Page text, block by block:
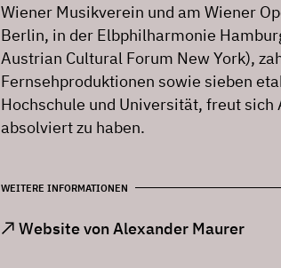
Wiener Musikverein und am Wiener
Berlin, in der Elbphilharmonie
Austrian Cultural Forum New York),
Fernsehproduktionen sowie sieben
Hochschule und Universität, freut
absolviert zu haben.
WEITERE INFORMATIONEN
Website von Alexander Maurer